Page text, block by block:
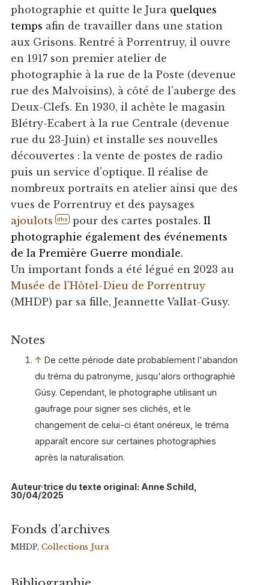
photographie et quitte le Jura quelques
temps afin de travailler dans une station
aux Grisons. Rentré à Porrentruy, il ouvre
en 1917 son premier atelier de
photographie à la rue de la Poste (devenue
rue des Malvoisins), à côté de l'auberge des
Deux-Clefs. En 1930, il achète le magasin
Blétry-Ecabert à la rue Centrale (devenue
rue du 23-Juin) et installe ses nouvelles
découvertes : la vente de postes de radio
puis un service d'optique. Il réalise de
nombreux portraits en atelier ainsi que des
vues de Porrentruy et des paysages
ajoulots
dhs pour des cartes postales. Il
photographie également des événements
de la Première Guerre mondiale.
Un important fonds a été légué en 2023 au
Musée de l'Hôtel-Dieu de Porrentruy
(MHDP) par sa fille, Jeannette Vallat-Gusy.
Notes
↑ De cette période date probablement l'abandon
du tréma du patronyme, jusqu'alors orthographié
Güsy. Cependant, le photographe utilisant un
gaufrage pour signer ses clichés, et le
changement de celui-ci étant onéreux, le tréma
apparaît encore sur certaines photographies
après la naturalisation.
Auteur·trice du texte original: Anne Schild,
30/04/2025
Fonds d’archives
MHDP, Collections Jura